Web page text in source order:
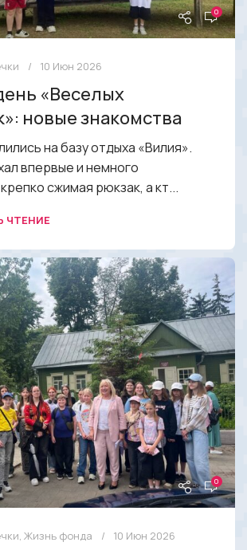
0
10 Июн 2026
«Веселых
новые знакомства
на базу отдыха «Вилия».
впервые и немного
сжимая рюкзак, а кт...
ЧТЕНИЕ
0
, Жизнь фонда 10 Июн 2026